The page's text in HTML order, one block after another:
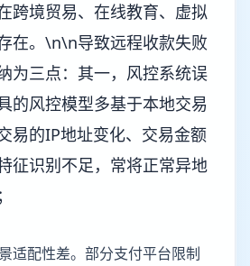
跨境贸易、在线教育、虚拟
在。\n\n导致远程收款失败
为三点：其一，风控系统误
的风控模型多基于本地交易
易的IP地址变化、交易金额
征识别不足，常将正常异地
适配性差。部分支付平台限制